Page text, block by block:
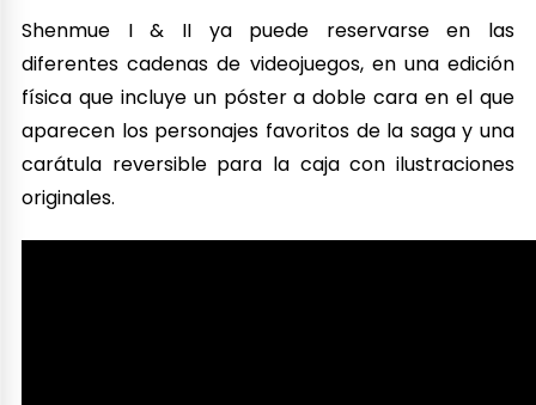
Shenmue I & II ya puede reservarse en las
diferentes cadenas de videojuegos, en una edición
física que incluye un póster a doble cara en el que
aparecen los personajes favoritos de la saga y una
carátula reversible para la caja con ilustraciones
originales.